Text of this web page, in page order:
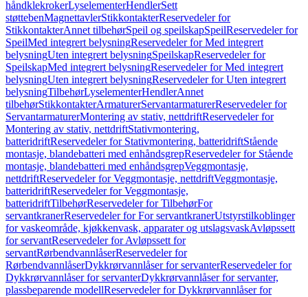
håndklekrokerLyselementerHendlerSett
støttebenMagnettavlerStikkontakterReservedeler for
StikkontakterAnnet tilbehørSpeil og speilskapSpeilReservedeler for
SpeilMed integrert belysningReservedeler for Med integrert
belysningUten integrert belysningSpeilskapReservedeler for
SpeilskapMed integrert belysningReservedeler for Med integrert
belysningUten integrert belysningReservedeler for Uten integrert
belysningTilbehørLyselementerHendlerAnnet
tilbehørStikkontakterArmaturerServantarmaturerReservedeler for
ServantarmaturerMontering av stativ, nettdriftReservedeler for
Montering av stativ, nettdriftStativmontering,
batteridriftReservedeler for Stativmontering, batteridriftStående
montasje, blandebatteri med enhåndsgrepReservedeler for Stående
montasje, blandebatteri med enhåndsgrepVeggmontasje,
nettdriftReservedeler for Veggmontasje, nettdriftVeggmontasje,
batteridriftReservedeler for Veggmontasje,
batteridriftTilbehørReservedeler for TilbehørFor
servantkranerReservedeler for For servantkranerUtstyrstilkoblinger
for vaskeområde, kjøkkenvask, apparater og utslagsvaskAvløpssett
for servantReservedeler for Avløpssett for
servantRørbendvannlåserReservedeler for
RørbendvannlåserDykkrørvannlåser for servanterReservedeler for
Dykkrørvannlåser for servanterDykkrørvannlåser for servanter,
plassbeparende modellReservedeler for Dykkrørvannlåser for